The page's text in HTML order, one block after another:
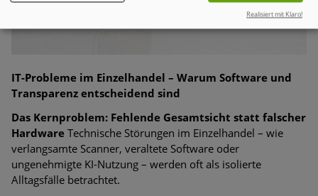
IT-Probleme im Einzelhandel – Warum Software und
Transparenz entscheidend sind
Das Kernproblem: Fehlende Gesamtsicht statt falscher
Hardware Technische Störungen im Einzelhandel – wie
verlangsamte Scanner, veraltete Software oder
ungenehmigte KI-Nutzung – werden oft als isolierte
Alltagsfälle betrachtet.
Realisiert mit Klaro!